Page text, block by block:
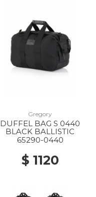
Gregory
DUFFEL BAG S 0440
BLACK BALLISTIC
65290-0440
$ 1120